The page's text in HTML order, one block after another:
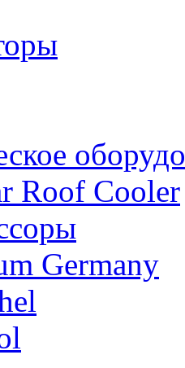
Roof Cooler
Germany